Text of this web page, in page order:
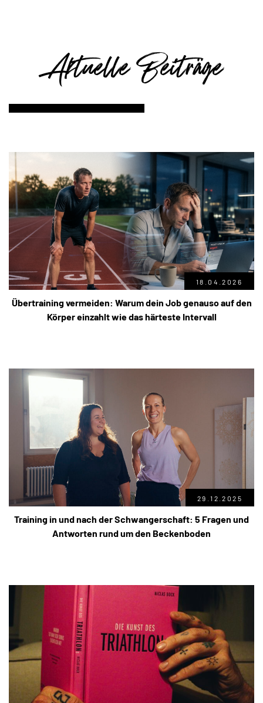
Aktuelle Beiträge
18.04.2026
Übertraining vermeiden: Warum dein Job genauso auf den
Körper einzahlt wie das härteste Intervall
29.12.2025
Training in und nach der Schwangerschaft: 5 Fragen und
Antworten rund um den Beckenboden